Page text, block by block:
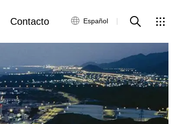
Contacto
Red global
Servicio al Cliente
Contacta con
nosotros
Español